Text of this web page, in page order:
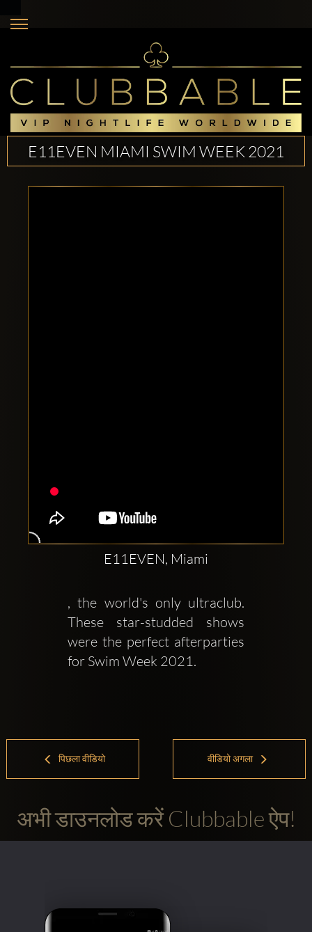
E11EVEN MIAMI SWIM WEEK 2021
E11EVEN, Miami
, the world's only ultraclub.
These star-studded shows
were the perfect afterparties
for Swim Week 2021.
पिछला वीडियो वीडियो अगला
अभी डाउनलोड करें Clubbable ऐप!